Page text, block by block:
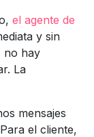
el agente de
y sin
no hay
La
mensajes
el cliente,